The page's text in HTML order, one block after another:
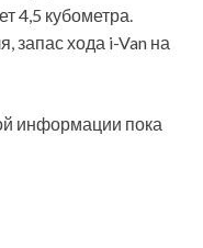
4,5 кубометра.
запас хода i-Van на
информации пока